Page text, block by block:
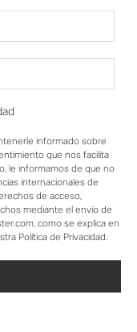
informado sobre
que nos facilita
le informamos de que no
internacionales de
de acceso,
mediante el envío de
como se explica en
Política de Privacidad.